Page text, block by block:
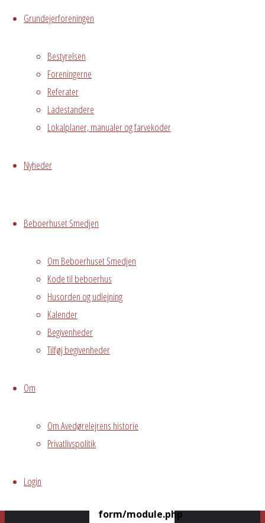
Grundejerforeningen
Bestyrelsen
Foreningerne
Referater
Ladestandere
Lokalplaner, manualer og farvekoder
Nyheder
Beboerhuset Smedjen
Om Beboerhuset Smedjen
Kode til beboerhus
Husorden og udlejning
Kalender
Begivenheder
Tilføj begivenheder
Om
Om Avedørelejrens historie
Privatlivspolitik
Login
et
Din e-
ikke blive
publiceret.
er markeret
content/plugins/live-
form/module.php